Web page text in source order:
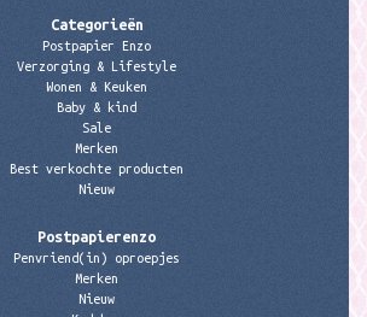
Categorieën
Postpapier Enzo
Verzorging & Lifestyle
Wonen & Keuken
Baby & kind
Sale
Merken
Best verkochte producten
Nieuw
Postpapierenzo
Penvriend(in) oproepjes
Merken
Nieuw